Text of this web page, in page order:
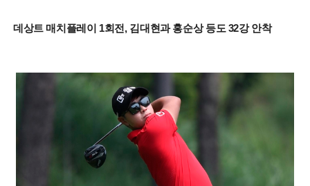
데상트 매치플레이 1회전, 김대현과 홍순상 등도 32강 안착